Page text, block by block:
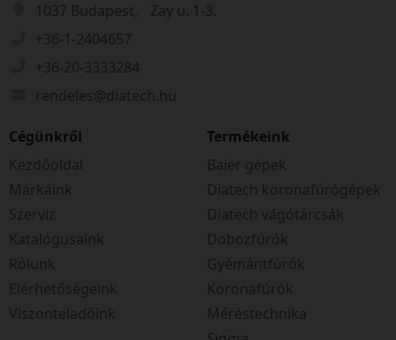
1037 Budapest, Zay u. 1-3.
+36-1-2404657
+36-20-3333284
rendeles@diatech.hu
Cégünkről
Kezdőoldal
Márkáink
Szerviz
Katalógusaink
Rólunk
Elérhetőségeink
Viszonteladóink
Termékeink
Baier gépek
Diatech koronafúrógépek
Diatech vágótárcsák
Dobozfúrók
Gyémántfúrók
Koronafúrók
Méréstechnika